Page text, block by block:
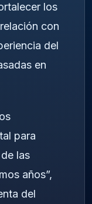
los
con
del
en
para
las
años”,
del